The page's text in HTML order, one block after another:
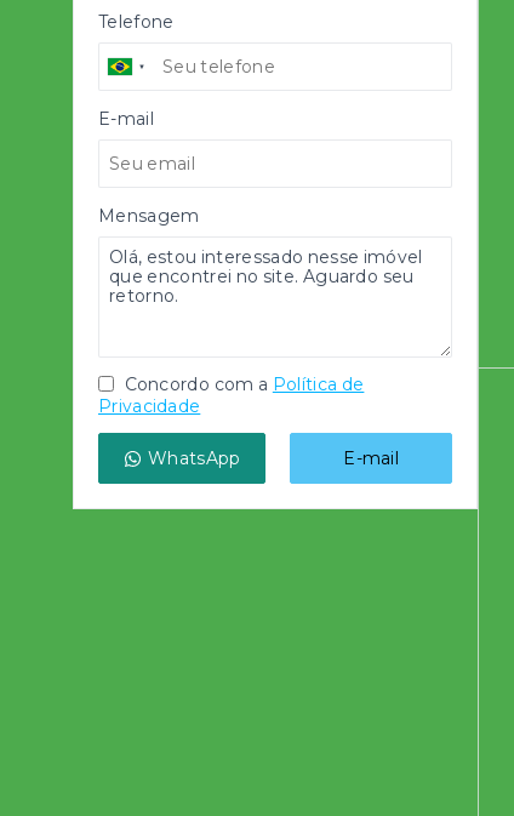
Telefone
E-mail
Mensagem
Concordo com a Política de
Privacidade
WhatsApp E-mail